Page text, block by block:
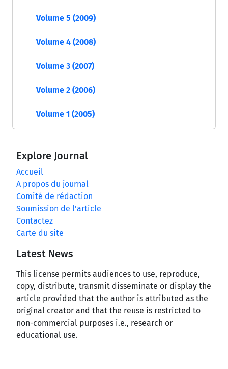
Volume 5 (2009)
Volume 4 (2008)
Volume 3 (2007)
Volume 2 (2006)
Volume 1 (2005)
Explore Journal
Accueil
A propos du journal
Comité de rédaction
Soumission de l’article
Contactez
Carte du site
Latest News
This license permits audiences to use, reproduce,
copy, distribute, transmit disseminate or display the
article provided that the author is attributed as the
original creator and that the reuse is restricted to
non-commercial purposes i.e., research or
educational use.